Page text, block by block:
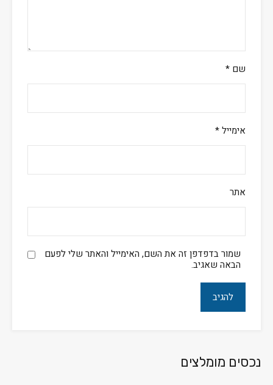
שם *
אימייל*
אתר
שמור בדפדפן זה את השם, האימייל והאתר שלי לפעם
הבאה שאגיב.
נכסים מומלצים